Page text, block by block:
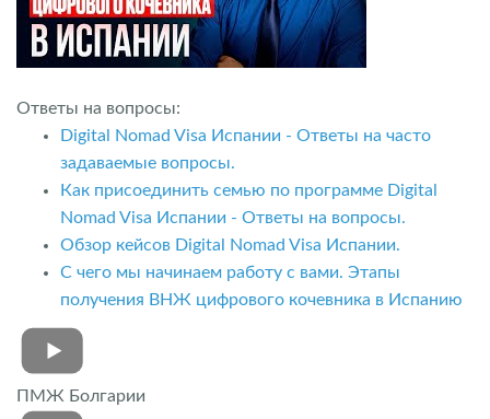
Ответы на вопросы:
Digital Nomad Visa Испании - Ответы на часто
задаваемые вопросы.
Как присоединить семью по программе Digital
Nomad Visa Испании - Ответы на вопросы.
Обзор кейсов Digital Nomad Visa Испании.
С чего мы начинаем работу с вами. Этапы
получения ВНЖ цифрового кочевника в Испанию
ПМЖ Болгарии